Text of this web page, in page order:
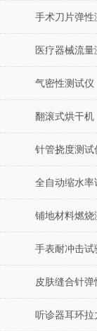
手术刀片弹性
医疗器械流量
气密性测试仪
翻滚式烘干机
针管挠度测试
全自动缩水率
铺地材料燃烧
手表耐冲击试
皮肤缝合针弹
听诊器耳环拉